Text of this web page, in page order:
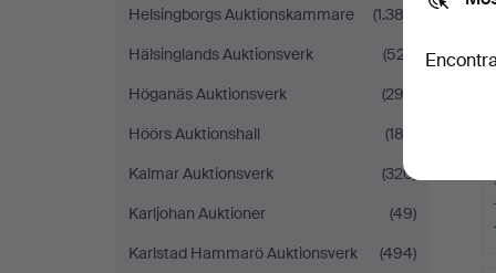
Helsingborgs Auktionskammare
(1.382)
Hälsinglands Auktionsverk
(527)
Höganäs Auktionsverk
(292)
Höörs Auktionshall
(183)
Kalmar Auktionsverk
(320)
Karljohan Auktioner
(49)
Karlstad Hammarö Auktionsverk
(494)